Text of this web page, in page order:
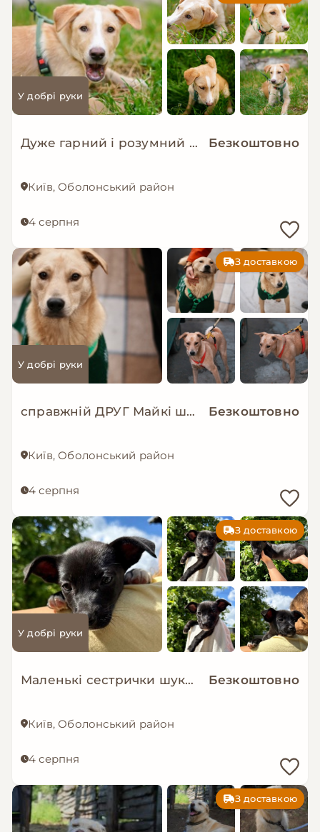
У добрі руки
Дуже гарний і розумний цуцик мріє про родину! Безкоштовно
Київ, Оболонський район
4 серпня
З доставкою
У добрі руки
справжній ДРУГ Майкі шукає родину! Безкоштовно
Київ, Оболонський район
4 серпня
З доставкою
У добрі руки
Маленькі сестрички шукають дім! Безкоштовно
Київ, Оболонський район
4 серпня
З доставкою